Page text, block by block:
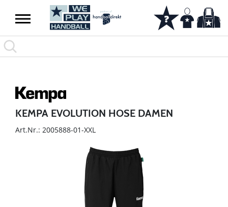
KEMPA EVOLUTION HOSE DAMEN
Art.Nr.: 2005888-01-XXL